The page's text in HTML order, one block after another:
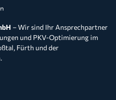
– Wir sind Ihr Ansprechpartner
und PKV-Optimierung im
Fürth und der